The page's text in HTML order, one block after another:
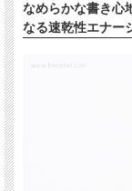
なめらかな書き心
なる速乾性エナー